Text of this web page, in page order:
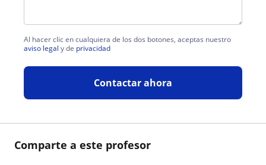
Comparte a este profesor
Al hacer clic en cualquiera de los dos botones, aceptas nuestro
aviso legal y de privacidad
Contactar ahora